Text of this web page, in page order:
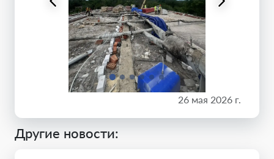
26 мая 2026 г.
Другие новости: